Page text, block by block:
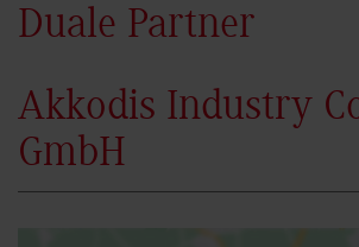
Duale Partner
Akkodis Industry
GmbH